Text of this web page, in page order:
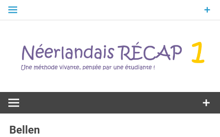
Skip
Néerlandais
RÉCAP 1
Bellen